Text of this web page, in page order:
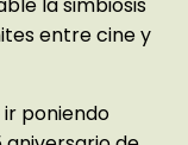
entre cine y
poniendo